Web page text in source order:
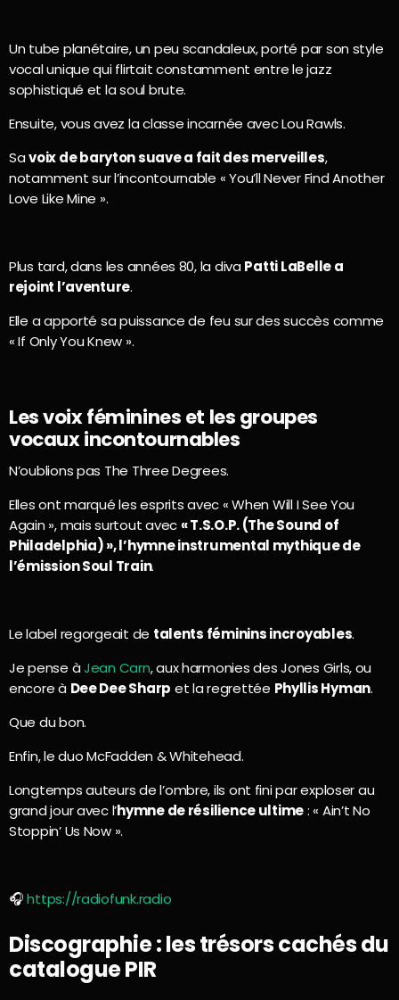
Un tube planétaire, un peu scandaleux, porté par son style
vocal unique qui flirtait constamment entre le jazz
sophistiqué et la soul brute.
Ensuite, vous avez la classe incarnée avec Lou Rawls.
Savoix de baryton suave a fait des merveilles,
notamment sur l’incontournable « You’ll Never Find Another
Love Like Mine ».
Plus tard, dans les années 80, la divaPatti LaBelle a
rejoint l’aventure.
Elle a apporté sa puissance de feu sur des succès comme
« If Only You Knew ».
Les voix féminines et les groupes
vocaux incontournables
N’oublions pas The Three Degrees.
Elles ont marqué les esprits avec « When Will I See You
Again », mais surtout avec« T.S.O.P. (The Sound of
Philadelphia) », l’hymne instrumental mythique de
l’émission Soul Train.
Le label regorgeait de talents féminins incroyables.
Je pense àJean Carn, aux harmonies des Jones Girls, ou
encore à Dee Dee Sharp et la regrettée Phyllis Hyman.
Que du bon.
Enfin, le duo McFadden & Whitehead.
Longtemps auteurs de l’ombre, ils ont fini par exploser au
grand jour avec l’hymne de résilience ultime: « Ain’t No
Stoppin’ Us Now ».
🎧https://radiofunk.radio
Discographie : les trésors cachés du
catalogue PIR